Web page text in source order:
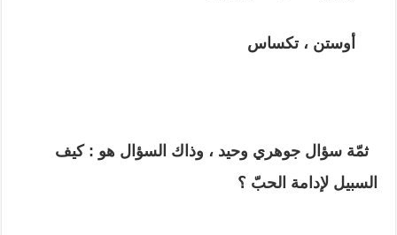
أوستن ، تكساس
ثمّة سؤال جوهري وحيد ، وذاك السؤال هو : كيف
السبيل لإدامة الحبّ ؟